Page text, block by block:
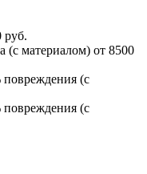
руб.
(с материалом) от 8500
(с
(с